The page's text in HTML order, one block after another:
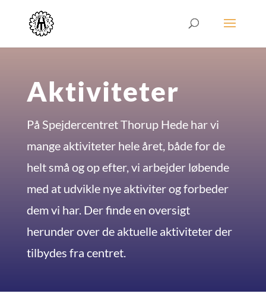
Aktiviteter
På Spejdercentret Thorup Hede har vi
mange aktiviteter hele året, både for de
helt små og op efter, vi arbejder løbende
med at udvikle nye aktiviter og forbeder
dem vi har. Der finde en oversigt
herunder over de aktuelle aktiviteter der
tilbydes fra centret.